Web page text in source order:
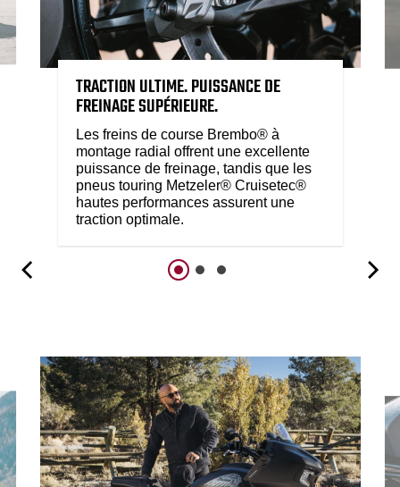
TRACTION ULTIME. PUISSANCE DE
FREINAGE SUPÉRIEURE.
Les freins de course Brembo® à
montage radial offrent une excellente
puissance de freinage, tandis que les
pneus touring Metzeler® Cruisetec®
hautes performances assurent une
traction optimale.